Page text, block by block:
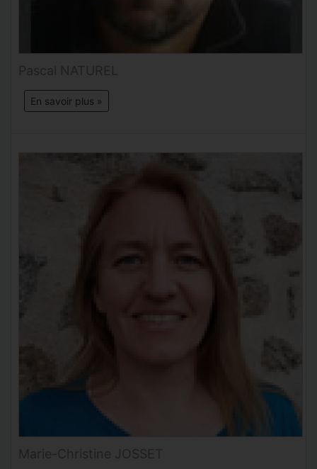
Pascal NATUREL
En savoir plus »
Marie-Christine JOSSET